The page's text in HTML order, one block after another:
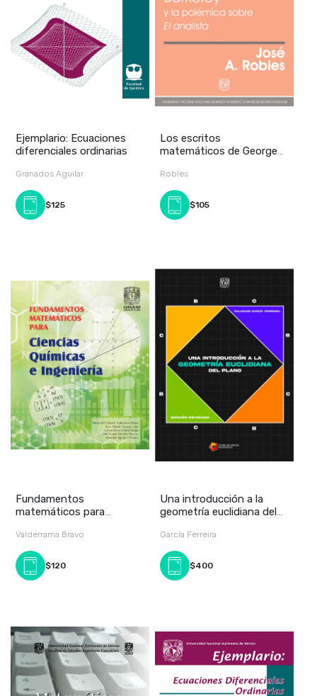
Ejemplario: Ecuaciones
diferenciales ordinarias
Granados Aguilar
$125
Los escritos
matemáticos de George
Robles
$105
Fundamentos
matemáticos para
ingeniería
Valderrama Bravo
$120
Una introducción a la
geometría euclidiana del
García Ferreira
$400